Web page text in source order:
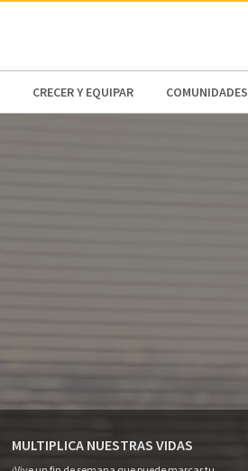
CRECER Y EQUIPAR COMUNIDADES
MULTIPLICA NUESTRAS VIDAS